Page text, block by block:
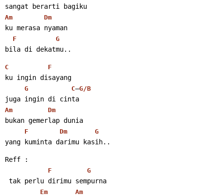
sangat berarti bagiku
Am Dm
ku merasa nyaman
F G
bila di dekatmu..
C F
ku ingin disayang
G C–G/B
juga ingin di cinta
Am Dm
bukan gemerlap dunia
F Dm G
yang kuminta darimu kasih..
Reff :
F G
tak perlu dirimu sempurna
Em Am